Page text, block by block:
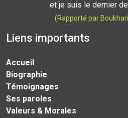
et je suis le dernier
(Rapporté par
Liens importants
Accueil
Biographie
Témoignages
Ses paroles
Valeurs & Morales